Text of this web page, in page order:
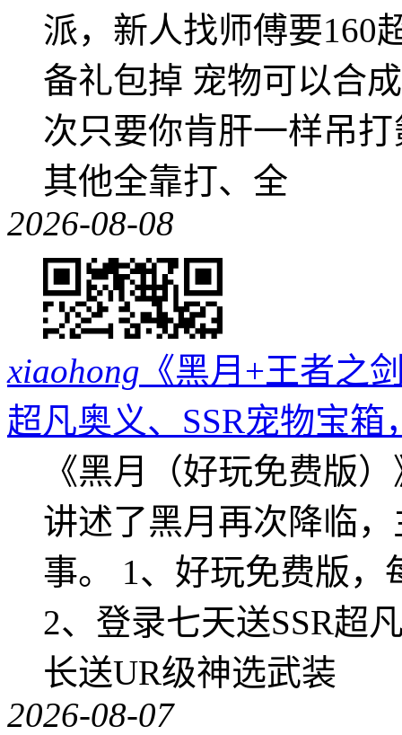
派，新人找师傅要160
备礼包掉 宠物可以合
次只要你肯肝一样吊
其他全靠打、全
2026-08-08
xiaohong 《黑月+王者之
超凡奥义、SSR宠物宝箱
《黑月（好玩免费版
讲述了黑月再次降临
事。 1、好玩免费版，
2、登录七天送SSR超
长送UR级神选武装
2026-08-07